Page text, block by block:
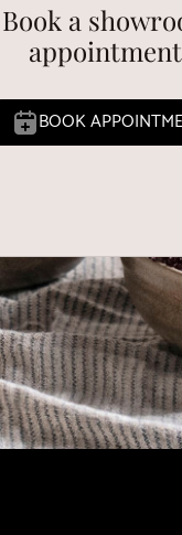
Book a
BOOK